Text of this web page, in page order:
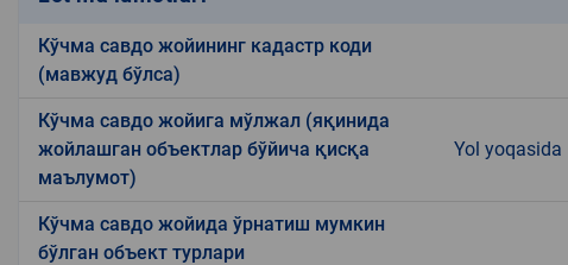
Кўчма савдо жойининг кадастр коди
(мавжуд бўлса)
Кўчма савдо жойига мўлжал (яқинида
жойлашган объектлар бўйича қисқа
маълумот)
Yol yoqasida
Кўчма савдо жойида ўрнатиш мумкин
бўлган объект турлари